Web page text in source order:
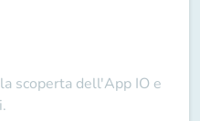
scoperta dell'App IO e